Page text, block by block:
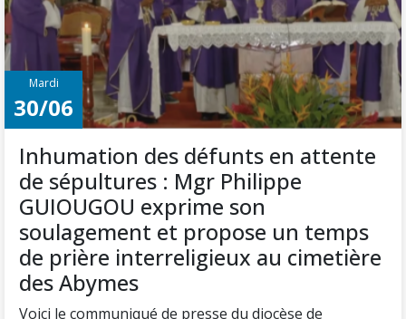
Mardi
30/06
Inhumation des défunts en attente
de sépultures : Mgr Philippe
GUIOUGOU exprime son
soulagement et propose un temps
de prière interreligieux au cimetière
des Abymes
Voici le communiqué de presse du diocèse de